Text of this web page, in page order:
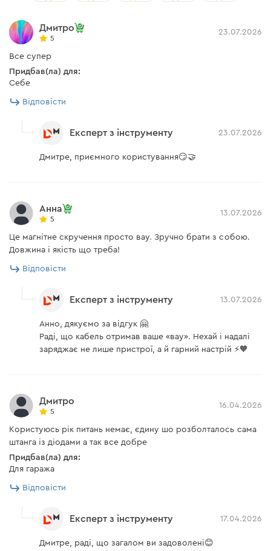
Інструкція
Акумуляторний ліхтар
Швидкий магнітний кабель Dnipro-M Type-C
(1м)
Dnipro-M Type-C (1 м)
є
Інструкція користувача
Завантажити інструкцію до "Акумуляторний ліхтар
Dnipro-M IL-36"
Дмитро
5
23.07.2026
Все супер
Придбав(ла) для:
Себе
Відповісти
Експерт з інструменту 23.07.2026
Дмитре, приємного користування😏🤝
Анна
5
13.07.2026
Це магнітне скручення просто вау. Зручно брати з собою.
Довжина і якість що треба!
Відповісти
Експерт з інструменту 13.07.2026
Анно, дякуємо за відгук 🤗
Раді, що кабель отримав ваше «вау». Нехай і надалі
заряджає не лише пристрої, а й гарний настрій ⚡🧡
Дмитро
5
16.04.2026
Користуюсь рік питань немає, єдину шо розболталось сама
штанга із діодами а так все добре
Придбав(ла) для:
Для гаража
Відповісти
Експерт з інструменту 17.04.2026
Дмитре, раді, що загалом ви задоволені😊